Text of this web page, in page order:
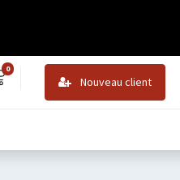
0
Nouveau client